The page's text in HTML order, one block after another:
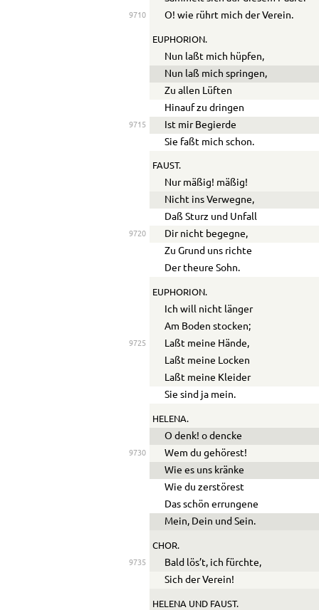
9710 O! wie rührt mich der Verein.
EUPHORION.
Nun laßt mich hüpfen,
Nun laß mich springen,
Zu allen Lüften
Hinauf zu dringen
9715
Ist mir Begierde
Sie faßt mich schon.
FAUST.
Nur mäßig! mäßig!
Nicht ins Verwegne,
Daß Sturz und Unfall
9720
Dir nicht begegne,
Zu Grund uns richte
Der theure Sohn.
EUPHORION.
Ich will nicht länger
Am Boden stocken;
9725
Laßt meine Hände,
Laßt meine Locken
Laßt meine Kleider
Sie sind ja mein.
HELENA.
O denk! o dencke
9730
Wem du gehörest!
Wie es uns kränke
Wie du zerstörest
Das schön errungene
Mein, Dein und Sein.
CHOR.
9735
Bald lös’t, ich fürchte,
Sich der Verein!
HELENA UND FAUST.